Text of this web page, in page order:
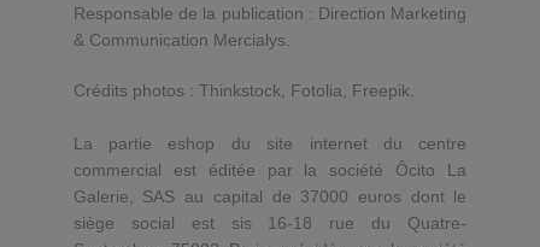
Responsable de la publication : Direction Marketing
& Communication Mercialys.
Crédits photos : Thinkstock, Fotolia, Freepik.
La partie eshop du site internet du centre
commercial est éditée par la société Ôcito La
Galerie, SAS au capital de 37000 euros dont le
siège social est sis 16-18 rue du Quatre-